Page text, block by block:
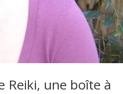
Reiki, une boîte à